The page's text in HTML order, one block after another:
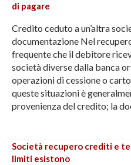
di pagare
Credito ceduto a un’altra
documentazione Nel
frequente che il debitore
società diverse dalla banca
operazioni di cessione o
queste situazioni è
provenienza del credito; la
Società recupero crediti e
limiti esistono